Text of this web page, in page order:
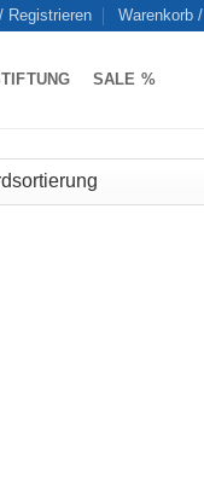
Registrieren Warenkorb /
SALE %